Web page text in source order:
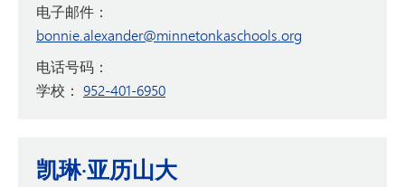
电子邮件：
bonnie.alexander@minnetonkaschools.org
电话号码：
学校： 952-401-6950
凯琳·亚历山大